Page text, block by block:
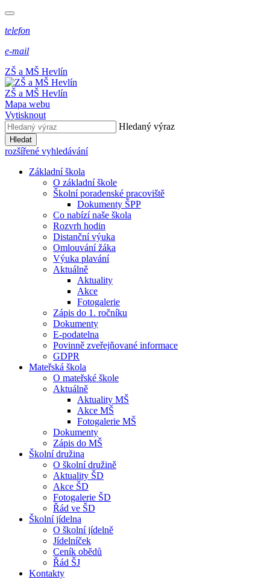
telefon
e-mail
ZŠ a MŠ Hevlín
ZŠ a MŠ Hevlín
Mapa webu
Vytisknout
Hledaný výraz
Hledat
rozšířené vyhledávání
Základní škola
O základní škole
Školní poradenské pracoviště
Dokumenty ŠPP
Co nabízí naše škola
Rozvrh hodin
Distanční výuka
Omlouvání žáka
Výuka plavání
Aktuálně
Aktuality
Akce
Fotogalerie
Zápis do 1. ročníku
Dokumenty
E-podatelna
Povinně zveřejňované informace
GDPR
Mateřská škola
O mateřské škole
Aktuálně
Aktuality MŠ
Akce MŠ
Fotogalerie MŠ
Dokumenty
Zápis do MŠ
Školní družina
O školní družině
Aktuality ŠD
Akce ŠD
Fotogalerie ŠD
Řád ve ŠD
Školní jídelna
O školní jídelně
Jídelníček
Ceník obědů
Řád ŠJ
Kontakty